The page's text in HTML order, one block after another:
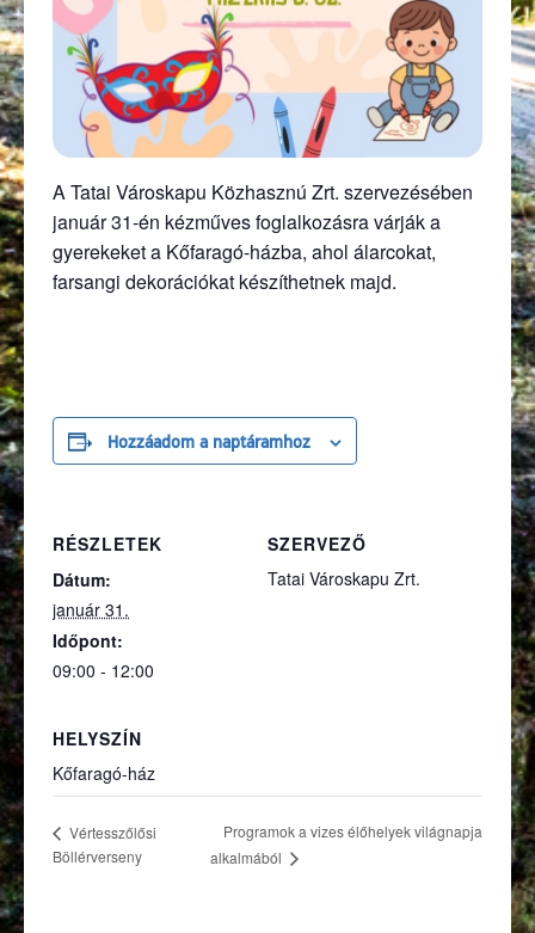
A Tatai Városkapu Közhasznú Zrt. szervezésében
január 31-én kézműves foglalkozásra várják a
gyerekeket a Kőfaragó-házba, ahol álarcokat,
farsangi dekorációkat készíthetnek majd.
Hozzáadom a naptáramhoz
RÉSZLETEK
Dátum:
január 31.
Időpont:
09:00 - 12:00
SZERVEZŐ
Tatai Városkapu Zrt.
HELYSZÍN
Kőfaragó-ház
Vértesszőlősi
Böllérverseny
Programok a vizes élőhelyek világnapja
alkalmából